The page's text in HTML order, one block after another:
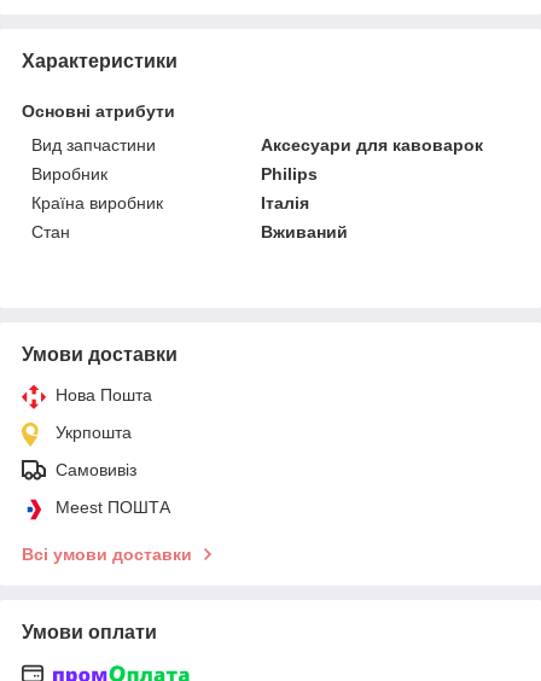
Характеристики
Основні атрибути
Вид запчастини
Аксесуари для кавоварок
Виробник
Philips
Країна виробник
Італія
Стан
Вживаний
Умови доставки
Нова Пошта
Укрпошта
Самовивіз
Meest ПОШТА
Всі умови доставки
Умови оплати